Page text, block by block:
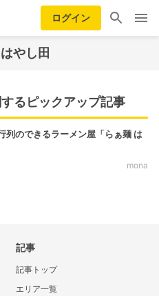
ログイン
やし田
るピックアップ記事
列のできるラーメン屋「らぁ麺 は
mona
記事
記事トップ
エリア一覧